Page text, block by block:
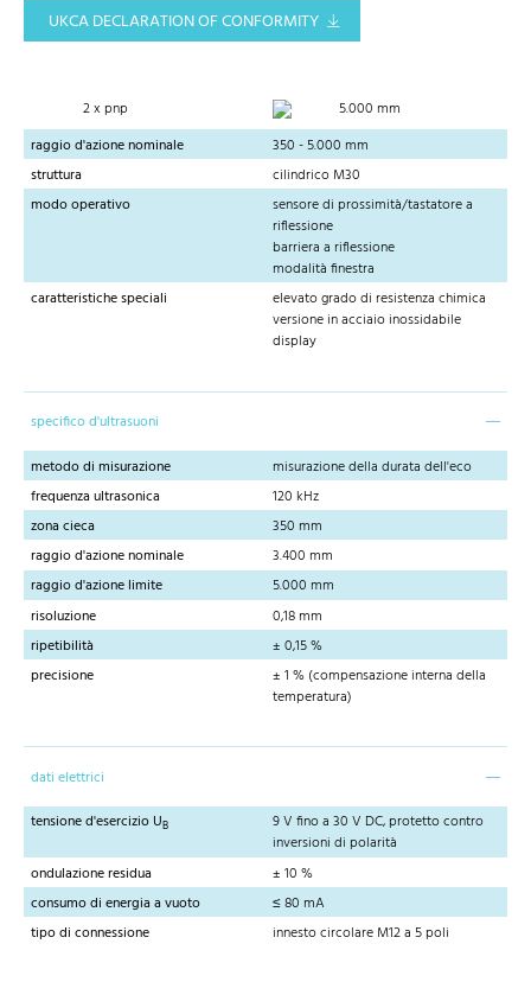
UKCA DECLARATION OF CONFORMITY
2 x pnp
5.000 mm
raggio d'azione nominale
350 - 5.000 mm
struttura
cilindrico M30
modo operativo
sensore di prossimità/tastatore a
riflessione
barriera a riflessione
modalità finestra
caratteristiche speciali
elevato grado di resistenza chimica
versione in acciaio inossidabile
display
specifico d'ultrasuoni
metodo di misurazione
misurazione della durata dell'eco
frequenza ultrasonica
120 kHz
zona cieca
350 mm
raggio d'azione nominale
3.400 mm
raggio d'azione limite
5.000 mm
risoluzione
0,18 mm
ripetibilità
± 0,15 %
precisione
± 1 % (compensazione interna della
temperatura)
dati elettrici
tensione d'esercizio UB
9 V fino a 30 V DC, protetto contro
inversioni di polarità
ondulazione residua
± 10 %
consumo di energia a vuoto
≤ 80 mA
tipo di connessione
innesto circolare M12 a 5 poli